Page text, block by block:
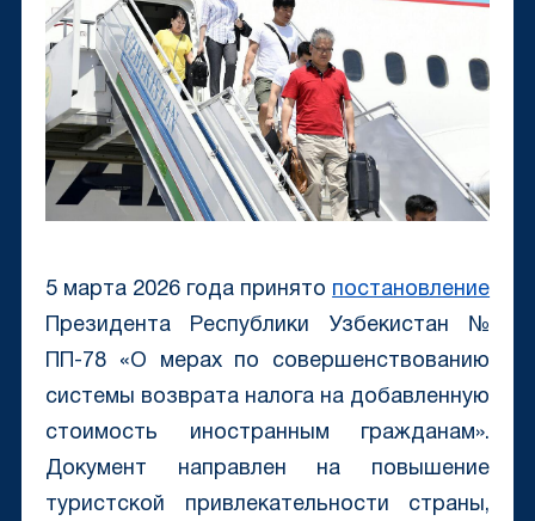
5 марта 2026 года принято постановление
Президента Республики Узбекистан №
ПП-78 «О мерах по совершенствованию
системы возврата налога на добавленную
стоимость иностранным гражданам».
Документ направлен на повышение
туристской привлекательности страны,